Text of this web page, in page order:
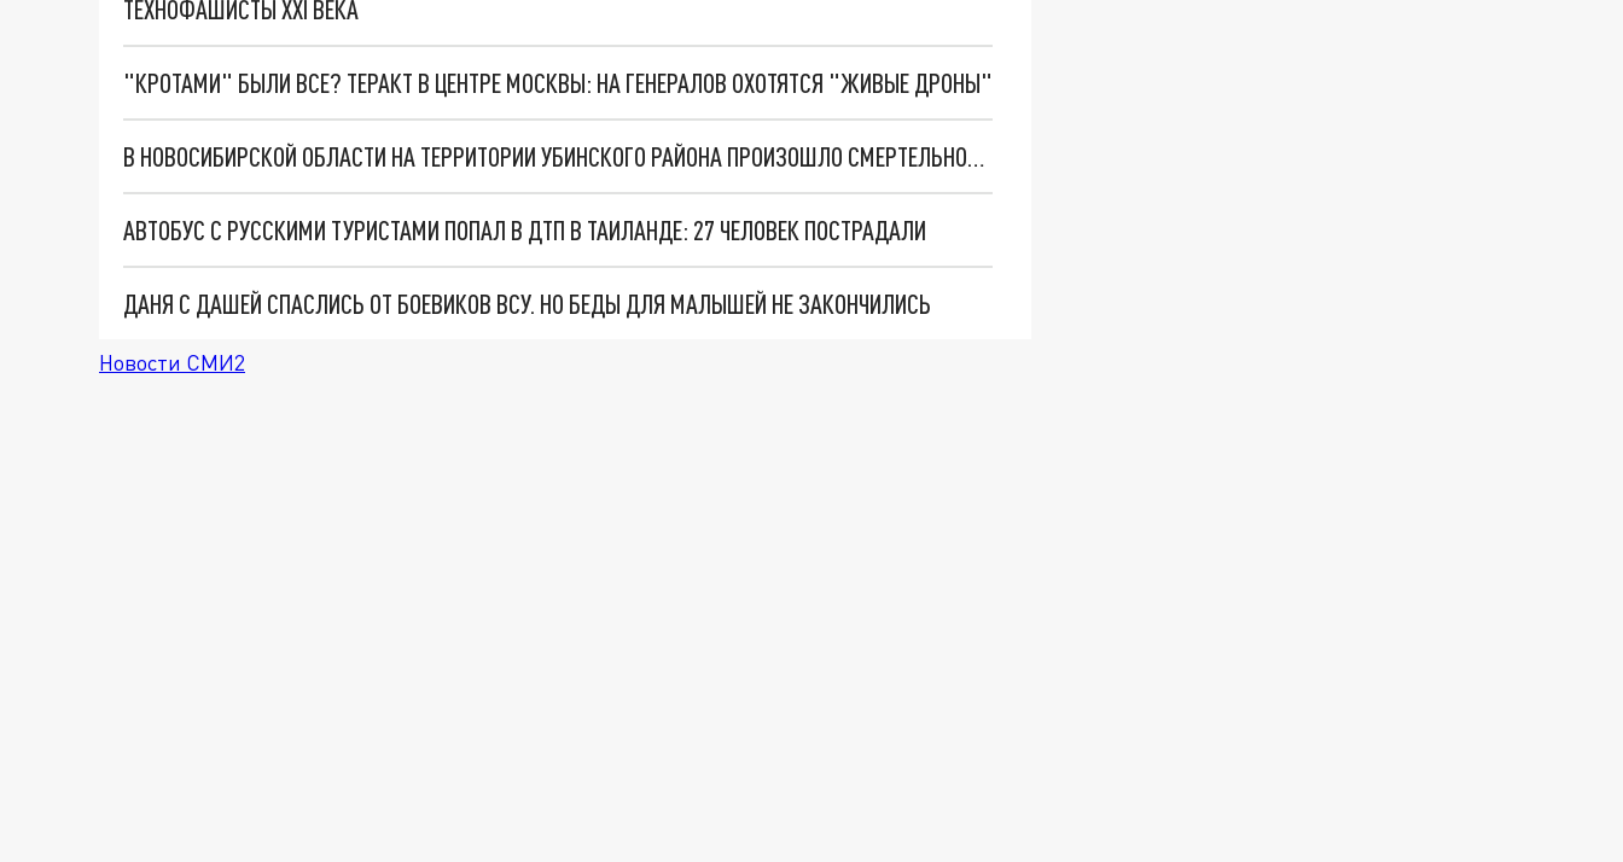
ТЕХНОФАШИСТЫ XXI ВЕКА
"КРОТАМИ" БЫЛИ ВСЕ? ТЕРАКТ В ЦЕНТРЕ МОСКВЫ: НА ГЕНЕРАЛОВ ОХОТЯТСЯ "ЖИВЫЕ ДРОНЫ"
В НОВОСИБИРСКОЙ ОБЛАСТИ НА ТЕРРИТОРИИ УБИНСКОГО РАЙОНА ПРОИЗОШЛО СМЕРТЕЛЬНОЕ ДТП
АВТОБУС С РУССКИМИ ТУРИСТАМИ ПОПАЛ В ДТП В ТАИЛАНДЕ: 27 ЧЕЛОВЕК ПОСТРАДАЛИ
ДАНЯ С ДАШЕЙ СПАСЛИСЬ ОТ БОЕВИКОВ ВСУ. НО БЕДЫ ДЛЯ МАЛЫШЕЙ НЕ ЗАКОНЧИЛИСЬ
Новости СМИ2